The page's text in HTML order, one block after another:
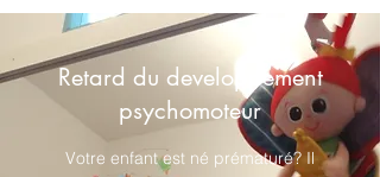
Retard du developpement
psychomoteur
Votre enfant est né prématuré? Il